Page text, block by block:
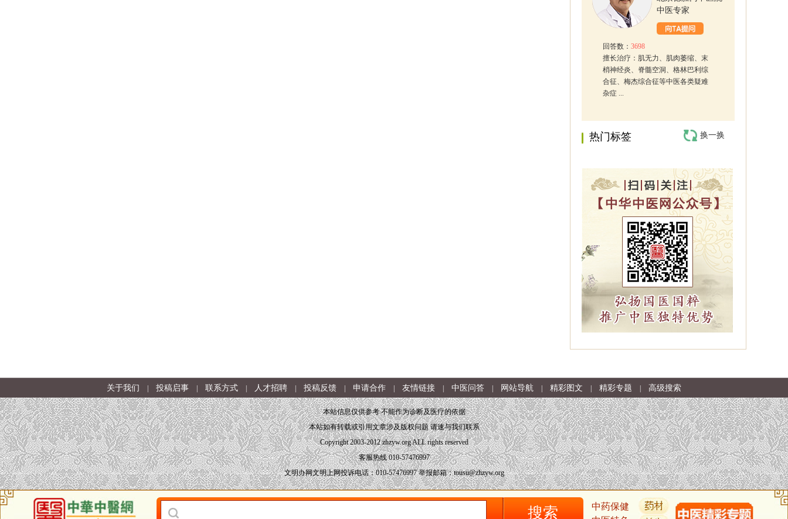
中医专家
回答数： 3698
擅长治疗：肌无力、肌肉萎缩、末
梢神经炎、脊髓空洞、格林巴利综
合征、梅杰综合征等中医各类疑难
杂症 ...
热门标签 换一换
关于我们 投稿启事 联系方式 人才招聘 投稿反馈 申请合作 友情链接 中医问答 网站导航 精彩图文 精彩专题 高级搜索
本站信息仅供参考 不能作为诊断及医疗的依据
本站如有转载或引用文章涉及版权问题 请速与我们联系
Copyright 2003-2012 zhzyw.org ALL rights reserved
客服热线 010-57476997
文明办网文明上网投诉电话：010-57476997 举报邮箱：tousu@zhzyw.org
中药保健